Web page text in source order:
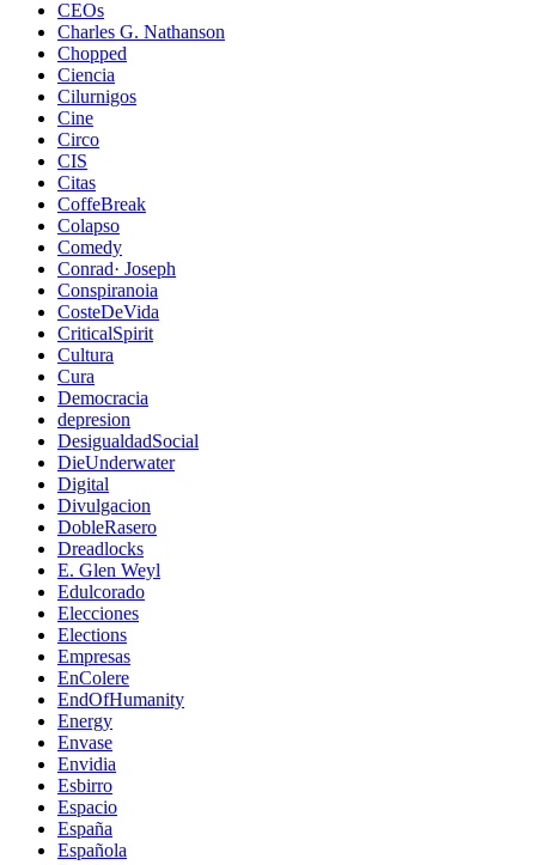
CEOs
Charles G. Nathanson
Chopped
Ciencia
Cilurnigos
Cine
Circo
CIS
Citas
CoffeBreak
Colapso
Comedy
Conrad· Joseph
Conspiranoia
CosteDeVida
CriticalSpirit
Cultura
Cura
Democracia
depresion
DesigualdadSocial
DieUnderwater
Digital
Divulgacion
DobleRasero
Dreadlocks
E. Glen Weyl
Edulcorado
Elecciones
Elections
Empresas
EnColere
EndOfHumanity
Energy
Envase
Envidia
Esbirro
Espacio
España
Española